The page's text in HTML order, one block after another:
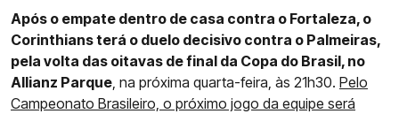
Após o empate dentro de casa contra o Fortaleza, o
Corinthians terá o duelo decisivo contra o Palmeiras,
pela volta das oitavas de final da Copa do Brasil, no
Allianz Parque, na próxima quarta-feira, às 21h30. Pelo
Campeonato Brasileiro, o próximo jogo da equipe será